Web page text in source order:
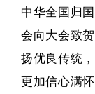
中华全国归
会向大会致
扬优良传统
更加信心满